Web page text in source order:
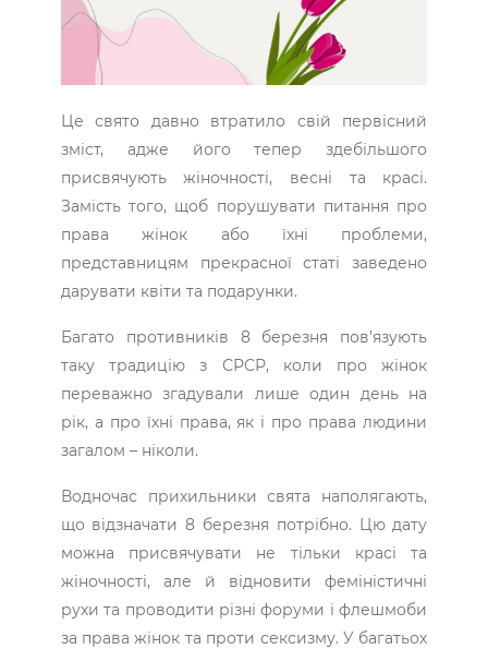
Це свято давно втратило свій первісний
зміст, адже його тепер здебільшого
присвячують жіночності, весні та красі.
Замість того, щоб порушувати питання про
права жінок або їхні проблеми,
представницям прекрасної статі заведено
дарувати квіти та подарунки.
Багато противників 8 березня пов’язують
таку традицію з СРСР, коли про жінок
переважно згадували лише один день на
рік, а про їхні права, як і про права людини
загалом – ніколи.
Водночас прихильники свята наполягають,
що відзначати 8 березня потрібно. Цю дату
можна присвячувати не тільки красі та
жіночності, але й відновити феміністичні
рухи та проводити різні форуми і флешмоби
за права жінок та проти сексизму. У багатьох